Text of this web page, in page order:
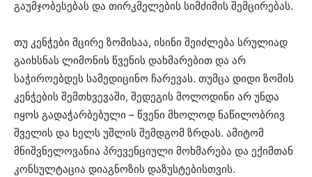
გაუმჯობესებას და თირკმელების სიმძიმის შემცირებას.
თუ კენჭები მცირე ზომისაა, ისინი შეიძლება სრულიად
გაიხსნას ლიმონის წვენის დახმარებით და არ
საჭიროებდეს სამედიცინო ჩარევას. თუმცა დიდი ზომის
კენჭების შემთხვევაში, შედეგის მოლოდინი არ უნდა
იყოს გადაჭარბებული – წვენი მხოლოდ ნაწილობრივ
შველის და ხელს უშლის შემდგომ ზრდას. ამიტომ
მნიშვნელოვანია პრევენციული მოხმარება და ექიმთან
კონსულტაცია დიაგნოზის დაზუსტებისთვის.